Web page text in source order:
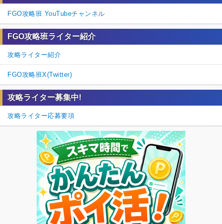
FGO攻略班 YouTubeチャンネル
FGO攻略班ライター紹介
攻略ライター紹介
FGO攻略班X(Twitter)
攻略ライター募集中!
攻略ライター応募要項